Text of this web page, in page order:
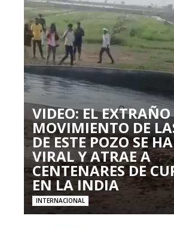
VIDEO: EL EXTRAÑO
MOVIMIENTO DE
DE ESTE POZO SE
VIRAL Y ATRAE A
CENTENARES DE
EN LA INDIA
INTERNACIONAL